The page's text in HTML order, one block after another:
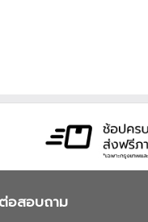
อสอบถาม